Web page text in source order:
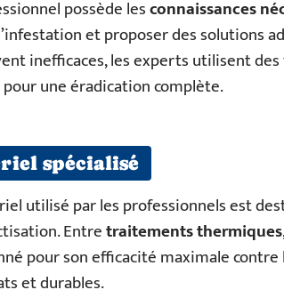
possède lesconnaissances
et proposer des solutions
inefficaces, les experts utilisent
une éradication complète.
spécialisé
utilisé par les professionnels est
Entretraitements thermiques
pour son efficacité maximale
et durables.